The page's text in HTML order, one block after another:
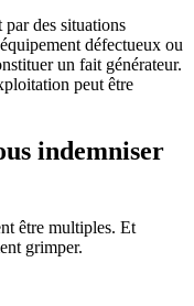
des situations
défectueux ou
un fait générateur.
peut être
indemniser
être multiples. Et
grimper.